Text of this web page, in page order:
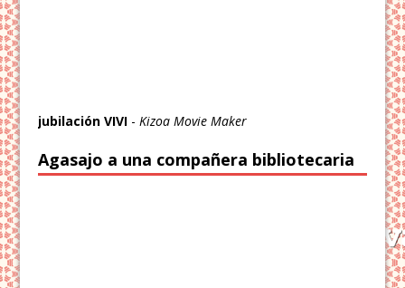
jubilación VIVI - Kizoa Movie Maker
Agasajo a una compañera bibliotecaria